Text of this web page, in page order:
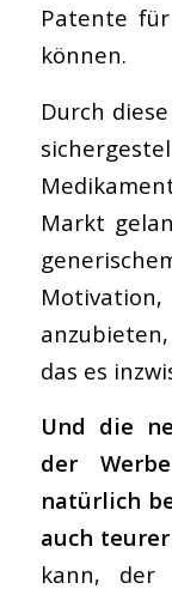
Patente
können.
Durch
Markt
das es
Und die
der
natürlich
auch
kann,